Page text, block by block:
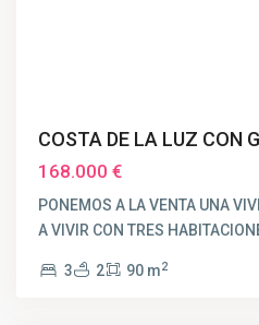
COSTA DE LA LUZ CON
168.000 €
PONEMOS A LA VENTA UNA
A VIVIR CON TRES
3 2 90 m2